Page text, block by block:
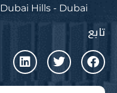
Dubai Hills - Dubai
تابع